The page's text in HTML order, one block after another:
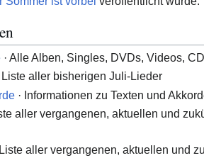
· Alle Alben, Singles, DVDs, Videos,
Liste aller bisherigen Juli-Lieder
· Informationen zu Texten und
aller vergangenen, aktuellen und
Liste aller vergangenen, aktuellen und